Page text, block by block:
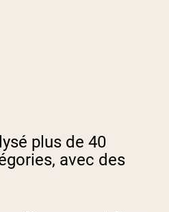
plus de 40
avec des